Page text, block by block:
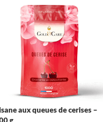
aux queues de cerises –